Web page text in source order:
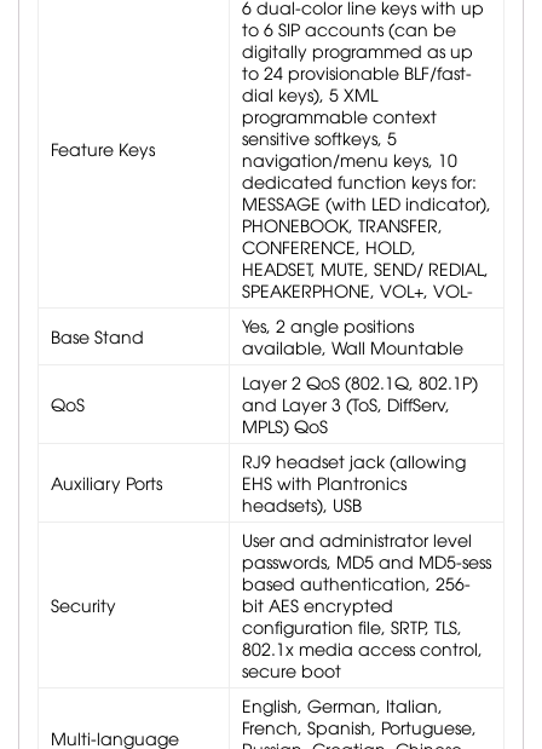
Feature Keys
6 dual-color line keys with up
to 6 SIP accounts (can be
digitally programmed as up
to 24 provisionable BLF/fast-
dial keys), 5 XML
programmable context
sensitive softkeys, 5
navigation/menu keys, 10
dedicated function keys for:
MESSAGE (with LED indicator),
PHONEBOOK, TRANSFER,
CONFERENCE, HOLD,
HEADSET, MUTE, SEND/ REDIAL,
SPEAKERPHONE, VOL+, VOL-
Base Stand
Yes, 2 angle positions
available, Wall Mountable
QoS
Layer 2 QoS (802.1Q, 802.1P)
and Layer 3 (ToS, DiffServ,
MPLS) QoS
Auxiliary Ports
RJ9 headset jack (allowing
EHS with Plantronics
headsets), USB
Security
User and administrator level
passwords, MD5 and MD5-sess
based authentication, 256-
bit AES encrypted
configuration file, SRTP, TLS,
802.1x media access control,
secure boot
Multi-language
English, German, Italian,
French, Spanish, Portuguese,